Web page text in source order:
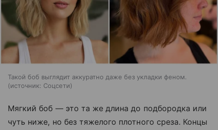
Такой боб выглядит аккуратно даже без укладки феном.
источник: Соцсети
Мягкий боб — это та же длина до подбородка или
чуть ниже, но без тяжелого плотного среза. Концы